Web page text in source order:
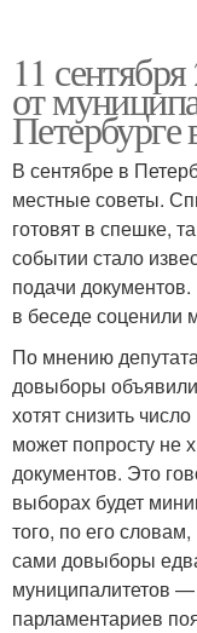
11
от
Петербурге
В сентябре в
местные советы.
готовят в спешке,
событии стало
подачи
в беседе соценили
По мнению
довыборы
хотят снизить
может попросту не
документов. Это
выборах будет
того, по его
сами довыборы
муниципалитетов
парламентариев